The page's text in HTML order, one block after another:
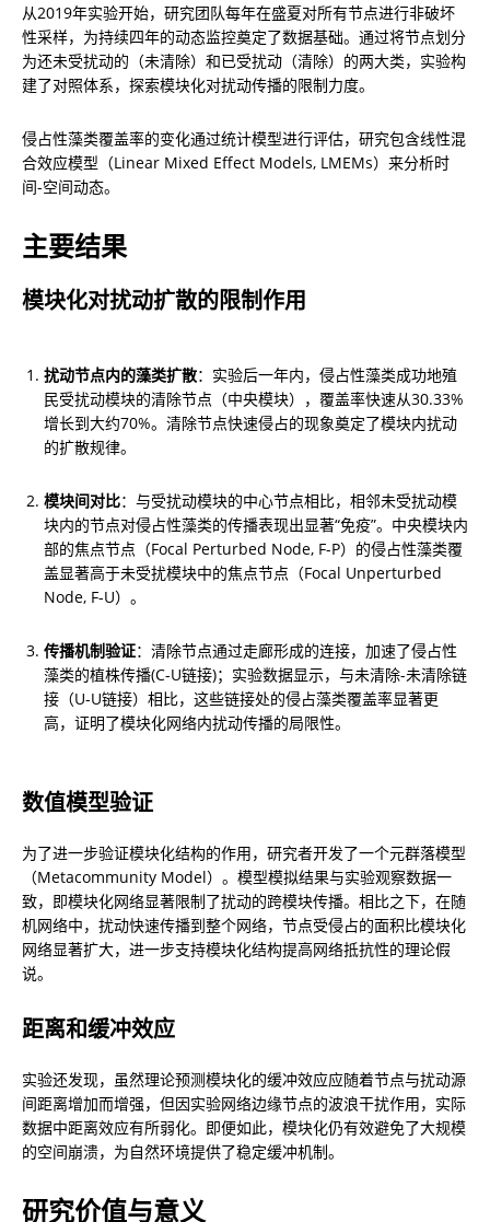
从2019年实验开始，研究团队每年在盛夏对所有节点进行非破坏
性采样，为持续四年的动态监控奠定了数据基础。通过将节点划分
为还未受扰动的（未清除）和已受扰动（清除）的两大类，实验构
建了对照体系，探索模块化对扰动传播的限制力度。
侵占性藻类覆盖率的变化通过统计模型进行评估，研究包含线性混
合效应模型（Linear Mixed Effect Models, LMEMs）来分析时
间-空间动态。
主要结果
模块化对扰动扩散的限制作用
扰动节点内的藻类扩散：实验后一年内，侵占性藻类成功地殖
民受扰动模块的清除节点（中央模块），覆盖率快速从30.33%
增长到大约70%。清除节点快速侵占的现象奠定了模块内扰动
的扩散规律。
模块间对比：与受扰动模块的中心节点相比，相邻未受扰动模
块内的节点对侵占性藻类的传播表现出显著“免疫”。中央模块内
部的焦点节点（Focal Perturbed Node, F-P）的侵占性藻类覆
盖显著高于未受扰模块中的焦点节点（Focal Unperturbed
Node, F-U）。
传播机制验证：清除节点通过走廊形成的连接，加速了侵占性
藻类的植株传播(C-U链接)；实验数据显示，与未清除-未清除链
接（U-U链接）相比，这些链接处的侵占藻类覆盖率显著更
高，证明了模块化网络内扰动传播的局限性。
数值模型验证
为了进一步验证模块化结构的作用，研究者开发了一个元群落模型
（Metacommunity Model）。模型模拟结果与实验观察数据一
致，即模块化网络显著限制了扰动的跨模块传播。相比之下，在随
机网络中，扰动快速传播到整个网络，节点受侵占的面积比模块化
网络显著扩大，进一步支持模块化结构提高网络抵抗性的理论假
说。
距离和缓冲效应
实验还发现，虽然理论预测模块化的缓冲效应应随着节点与扰动源
间距离增加而增强，但因实验网络边缘节点的波浪干扰作用，实际
数据中距离效应有所弱化。即便如此，模块化仍有效避免了大规模
的空间崩溃，为自然环境提供了稳定缓冲机制。
研究价值与意义